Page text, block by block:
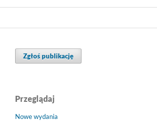
Zgłoś publikację
Przeglądaj
Nowe wydania